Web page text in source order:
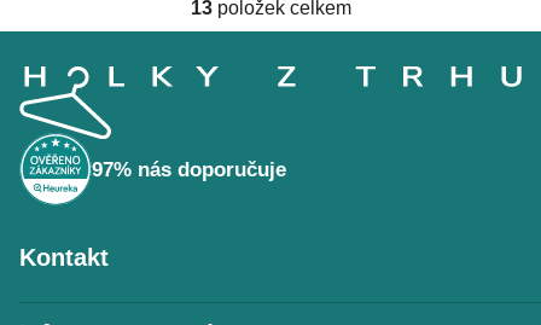
O
c
13položek celkem
97% nás doporučuje
Kontakt